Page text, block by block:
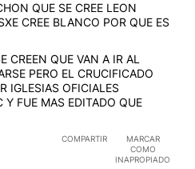
QUE SE CREE LEON
CREE BLANCO POR QUE ES
CREEN QUE VAN A IR AL
PERO EL CRUCIFICADO
IGLESIAS OFICIALES
Y FUE MAS EDITADO QUE
COMPARTIR
MARCAR
COMO
INAPROPIADO